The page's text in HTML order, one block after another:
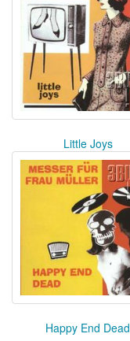
Little Joys
Happy End Dead